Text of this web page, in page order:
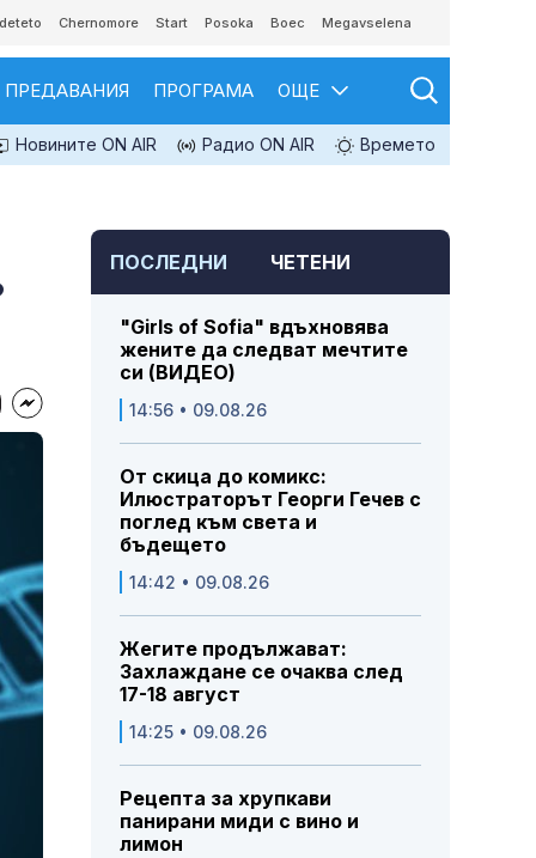
Chernomore Start Posoka Boec Megavselena
ПРЕДАВАНИЯ ПРОГРАМА ОЩЕ
Новините ON AIR Радио ON AIR Времето
ПОСЛЕДНИ ЧЕТЕНИ
"Girls of Sofia" вдъхновява
жените да следват мечтите
си (ВИДЕО)
14:56 • 09.08.26
От скица до комикс:
Илюстраторът Георги Гечев с
поглед към света и
бъдещето
14:42 • 09.08.26
Жегите продължават:
Захлаждане се очаква след
17-18 август
14:25 • 09.08.26
Рецепта за хрупкави
панирани миди с вино и
лимон